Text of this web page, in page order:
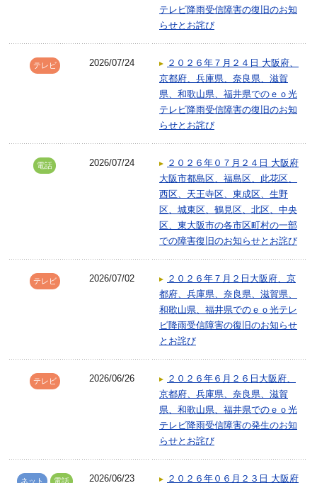
テレビ降雨受信障害の復旧のお知
らせとお詫び
テレビ 2026/07/24
２０２６年７月２４日 大阪府、
京都府、兵庫県、奈良県、滋賀
県、和歌山県、福井県でのｅｏ光
テレビ降雨受信障害の復旧のお知
らせとお詫び
電話 2026/07/24
２０２６年０７月２４日 大阪府
大阪市都島区、福島区、此花区、
西区、天王寺区、東成区、生野
区、城東区、鶴見区、北区、中央
区、東大阪市の各市区町村の一部
での障害復旧のお知らせとお詫び
テレビ 2026/07/02
２０２６年７月２日大阪府、京
都府、兵庫県、奈良県、滋賀県、
和歌山県、福井県でのｅｏ光テレ
ビ降雨受信障害の復旧のお知らせ
とお詫び
テレビ 2026/06/26
２０２６年６月２６日大阪府、
京都府、兵庫県、奈良県、滋賀
県、和歌山県、福井県でのｅｏ光
テレビ降雨受信障害の発生のお知
らせとお詫び
ネット 電話 2026/06/23 ２０２６年０６月２３日 大阪府